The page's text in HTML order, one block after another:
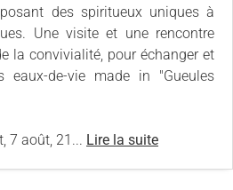
des spiritueux uniques à
Une visite et une rencontre
la convivialité, pour échanger et
eaux-de-vie made in "Gueules
7 août, 21... Lire la suite